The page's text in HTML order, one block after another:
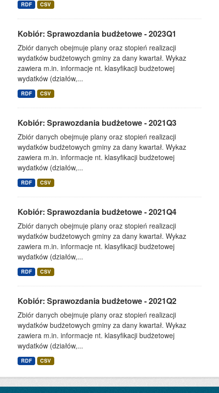
RDF CSV
Kobiór: Sprawozdania budżetowe - 2023Q1
Zbiór danych obejmuje plany oraz stopień realizacji
wydatków budżetowych gminy za dany kwartał. Wykaz
zawiera m.in. informacje nt. klasyfikacji budżetowej
wydatków (działów,...
RDF CSV
Kobiór: Sprawozdania budżetowe - 2021Q3
Zbiór danych obejmuje plany oraz stopień realizacji
wydatków budżetowych gminy za dany kwartał. Wykaz
zawiera m.in. informacje nt. klasyfikacji budżetowej
wydatków (działów,...
RDF CSV
Kobiór: Sprawozdania budżetowe - 2021Q4
Zbiór danych obejmuje plany oraz stopień realizacji
wydatków budżetowych gminy za dany kwartał. Wykaz
zawiera m.in. informacje nt. klasyfikacji budżetowej
wydatków (działów,...
RDF CSV
Kobiór: Sprawozdania budżetowe - 2021Q2
Zbiór danych obejmuje plany oraz stopień realizacji
wydatków budżetowych gminy za dany kwartał. Wykaz
zawiera m.in. informacje nt. klasyfikacji budżetowej
wydatków (działów,...
RDF CSV